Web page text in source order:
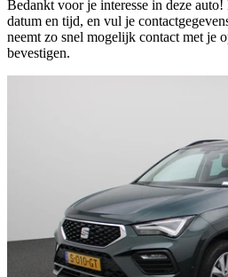
Bedankt voor je interesse in deze
datum en tijd, en vul je
neemt zo snel mogelijk contact met je
bevestigen.